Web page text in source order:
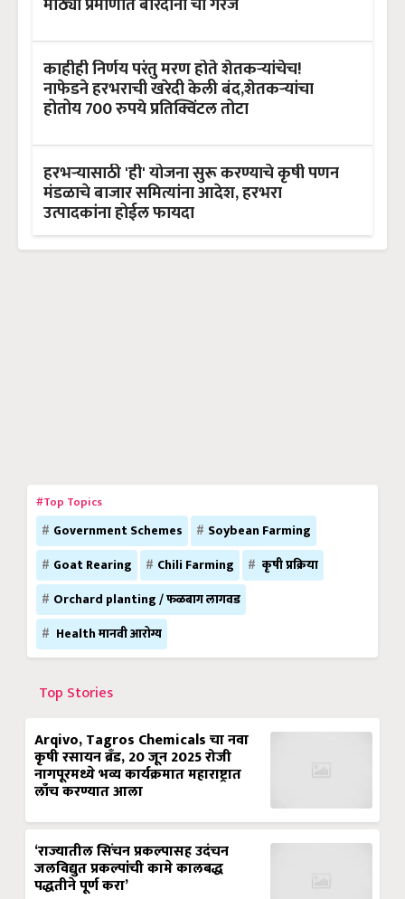
काहीही निर्णय परंतु मरण होते शेतकऱ्यांचेच!
नाफेडने हरभराची खरेदी केली बंद,शेतकऱ्यांचा
होतोय 700 रुपये प्रतिक्विंटल तोटा
हरभऱ्यासाठी 'ही' योजना सुरू करण्याचे कृषी पणन
मंडळाचे बाजार समित्यांना आदेश, हरभरा
उत्पादकांना होईल फायदा
#Top Topics
Government Schemes
Soybean Farming
Goat Rearing
Chili Farming
कृषी प्रक्रिया
Orchard planting / फळबाग लागवड
Health मानवी आरोग्य
Top Stories
Arqivo, Tagros Chemicals चा नवा
कृषी रसायन ब्रँड, 20 जून 2025 रोजी
नागपूरमध्ये भव्य कार्यक्रमात महाराष्ट्रात
लाँच करण्यात आला
‘राज्यातील सिंचन प्रकल्पासह उदंचन
जलविद्युत प्रकल्पांची कामे कालबद्ध
पद्धतीने पूर्ण करा’